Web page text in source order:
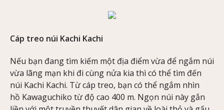
Cáp treo núi Kachi Kachi
Nếu bạn đang tìm kiếm một địa điểm vừa để ngắm núi
vừa lãng mạn khi đi cùng nửa kia thì có thể tìm đến
núi Kachi Kachi. Từ cáp treo, bạn có thể ngắm nhìn
hồ Kawaguchiko từ độ cao 400 m. Ngọn núi này gắn